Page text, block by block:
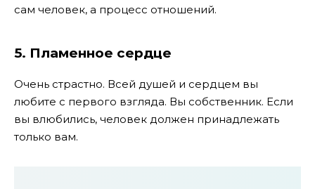
сам человек, а процесс отношений.
5. Пламенное сердце
Очень страстно. Всей душей и сердцем вы
любите с первого взгляда. Вы собственник. Если
вы влюбились, человек должен принадлежать
только вам.